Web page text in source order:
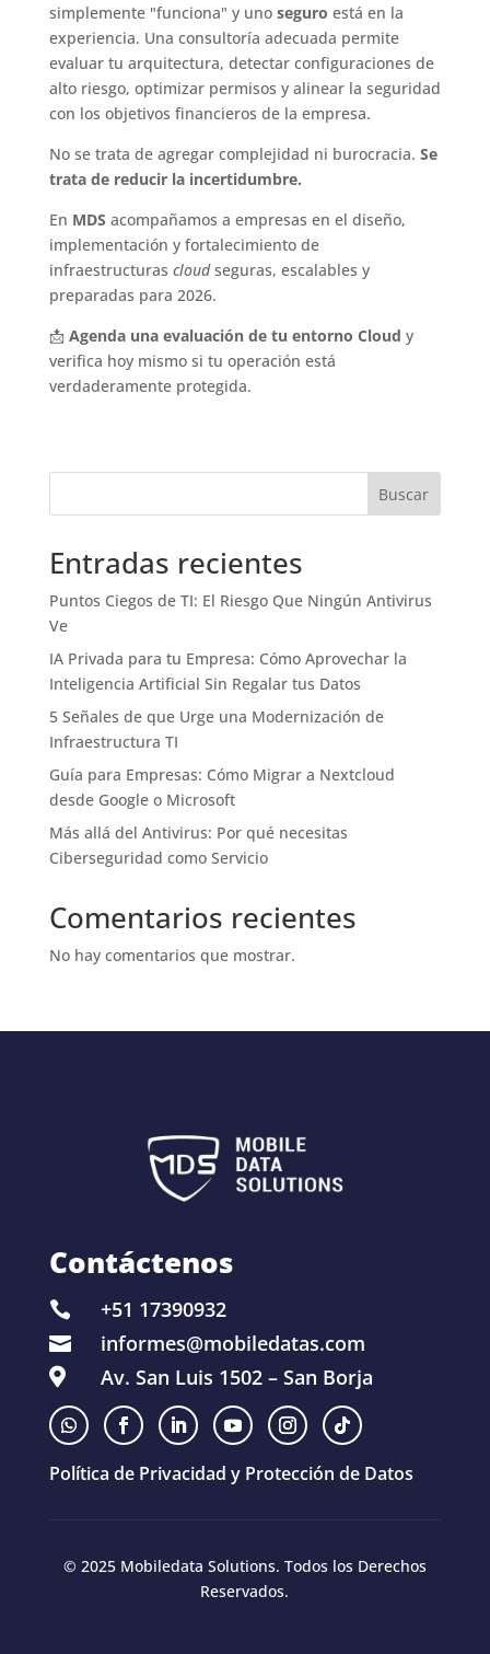
simplemente "funciona" y uno seguro está en la
experiencia. Una consultoría adecuada permite
evaluar tu arquitectura, detectar configuraciones de
alto riesgo, optimizar permisos y alinear la seguridad
con los objetivos financieros de la empresa.
No se trata de agregar complejidad ni burocracia. Se
trata de reducir la incertidumbre.
En MDS acompañamos a empresas en el diseño,
implementación y fortalecimiento de
infraestructuras cloudseguras, escalables y
preparadas para 2026.
📩 Agenda una evaluación de tu entorno Cloud y
verifica hoy mismo si tu operación está
verdaderamente protegida.
Buscar
Entradas recientes
Puntos Ciegos de TI: El Riesgo Que Ningún Antivirus
Ve
IA Privada para tu Empresa: Cómo Aprovechar la
Inteligencia Artificial Sin Regalar tus Datos
5 Señales de que Urge una Modernización de
Infraestructura TI
Guía para Empresas: Cómo Migrar a Nextcloud
desde Google o Microsoft
Más allá del Antivirus: Por qué necesitas
Ciberseguridad como Servicio
Comentarios recientes
No hay comentarios que mostrar.
Contáctenos
 +51 17390932
 informes@mobiledatas.com
 Av. San Luis 1502 – San Borja
Política de Privacidad y Protección de Datos
© 2025 Mobiledata Solutions. Todos los Derechos
Reservados.